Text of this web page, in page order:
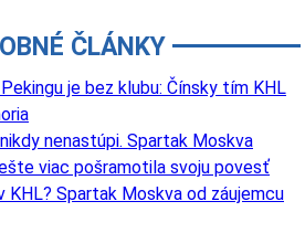
ČLÁNKY
je bez klubu: Čínsky tím KHL
nenastúpi. Spartak Moskva
viac pošramotila svoju povesť
KHL? Spartak Moskva od záujemcu